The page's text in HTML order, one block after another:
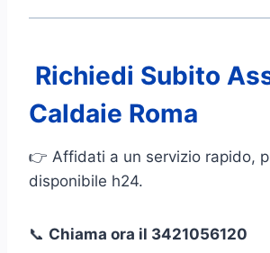
Richiedi Subito
Caldaie Roma
👉 Affidati a un servizio rapido,
disponibile h24.
📞 Chiama ora il 3421056120